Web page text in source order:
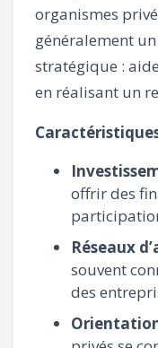
organismes
généralement
stratégique :
en réalisant un
offrir des
Réseaux
souvent
des